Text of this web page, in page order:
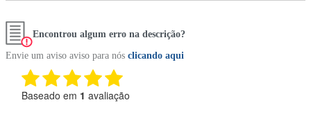
Encontrou algum erro na descrição?
Envie um aviso aviso para nós clicando aqui
Baseado em 1 avaliação